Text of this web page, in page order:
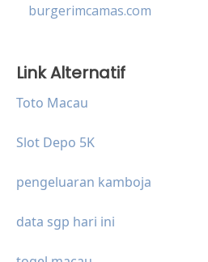
burgerimcamas.com
Link Alternatif
Toto Macau
Slot Depo 5K
pengeluaran kamboja
data sgp hari ini